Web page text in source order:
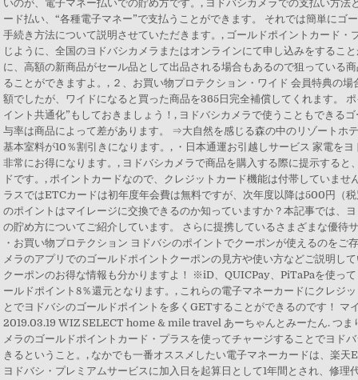
いのが、電子マネー払いでの貯め方です。, ヨドバシカメラでの支払い方法
ード払い、“各種電子マネー”で支払うことができます。 それでは簡単にゴ
手続き方法について説明させていただきます。, ゴールドポイントカード・
じように、全国のヨドバシカメラまたはオンラインにて申し込みをするこ
に、高額の新商品がセール品として出品される場合もあるので狙っている
ることができますよ。, ２、お買い物プロテクション・ワイド 会員特典の
額でしたが、ワイドになると買った商品を365日完全補償してくれます。
イント共通化”もしておきましょう！, ヨドバシカメラで使うこともできる
与率は商品によって差があります。 ⇒大自然を感じる森の中のリゾートホ
基本室料が10％割引きになります。, ・日本通運お引越しサービス 家電を
非常にお得になります。, ヨドバシカメラで商品を購入する際に提示すると
ドです。, ポイントカードなので、クレジットカード機能は付帯していま
ラスではETCカードは初年度年会費は無料ですが、次年度以降は500円（
のポイントはマイレージに交換できるのか知っていますか？本記事では、
の貯め方についてご紹介しています。 さらに提携しているさまざまな優待
・お買い物プロテクション ヨドバシのポイントでクーポンが使えるのをご
メラのアプリでのゴールドポイントクーポンの見方や使い方などご説明し
クーポンのお得な情報も分かりますよ！ ※iD、QUICPay、PiTaPaを使っ
ールドポイント8％還元となります。, これらの電子マネーカードにクレジ
とでヨドバシのゴールドポイントを多くGETすることができるのです！ マ
2019.03.19 WIZ SELECT home & mile travel あーちゃんとみーたん. つま
メラのゴールドポイントカード・プラスを使ってチャージすることでヨド
きるということ。, なかでも一番オススメしたい電子マネーカードは、楽
ヨドバシ・プレミアムサービスに加入日を起算日として1年間とされ、修理